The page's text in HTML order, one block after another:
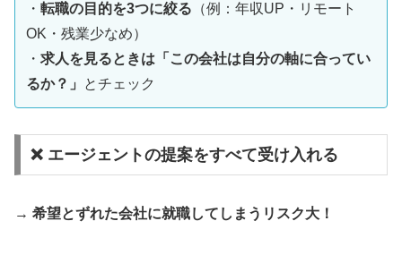
・ 転職の目的を3つに絞る （例：年収UP・リモート
OK・残業少なめ）
・ 求人を見るときは「この会社は自分の軸に合ってい
るか？」
とチェック
❌ エージェントの提案をすべて受け入れる
→ 希望とずれた会社に就職してしまうリスク大！